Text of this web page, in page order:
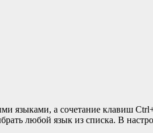
языками, а сочетание клавиш
любой язык из списка. В